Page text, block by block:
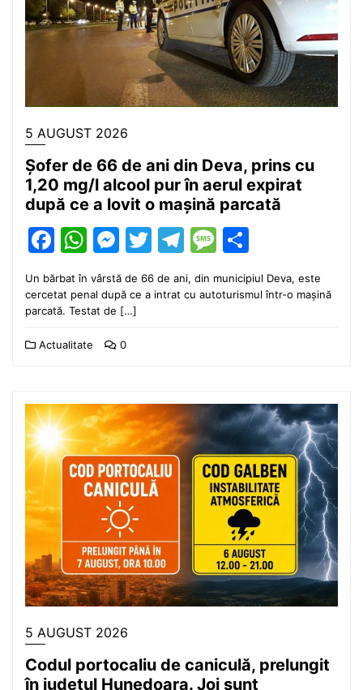
5 AUGUST 2026
Șofer de 66 de ani din Deva, prins cu
1,20 mg/l alcool pur în aerul expirat
după ce a lovit o mașină parcată
Facebook
WhatsApp
Messenger
Twitter
Telegram
Message
Un bărbat în vârstă de 66 de ani, din municipiul Deva, este
cercetat penal după ce a intrat cu autoturismul într-o mașină
parcată. Testat de […]
Actualitate 0
5 AUGUST 2026
Codul portocaliu de caniculă, prelungit
în județul Hunedoara. Joi sunt